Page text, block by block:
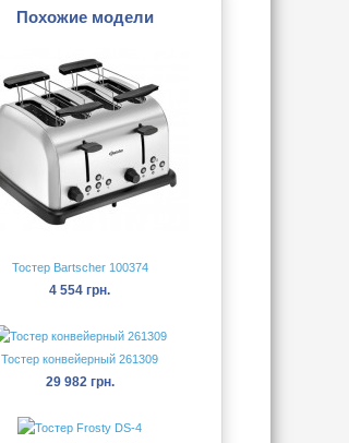
Похожие модели
Тостер Bartscher 100374
4 554 грн.
Тостер конвейерный 261309
29 982 грн.